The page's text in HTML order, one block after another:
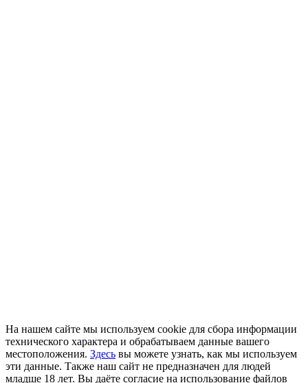
На нашем сайте мы используем cookie для сбора информации
технического характера и обрабатываем данные вашего
местоположения. Здесь вы можете узнать, как мы используем
эти данные. Также наш сайт не предназначен для людей
младше 18 лет. Вы даёте согласие на использование файлов